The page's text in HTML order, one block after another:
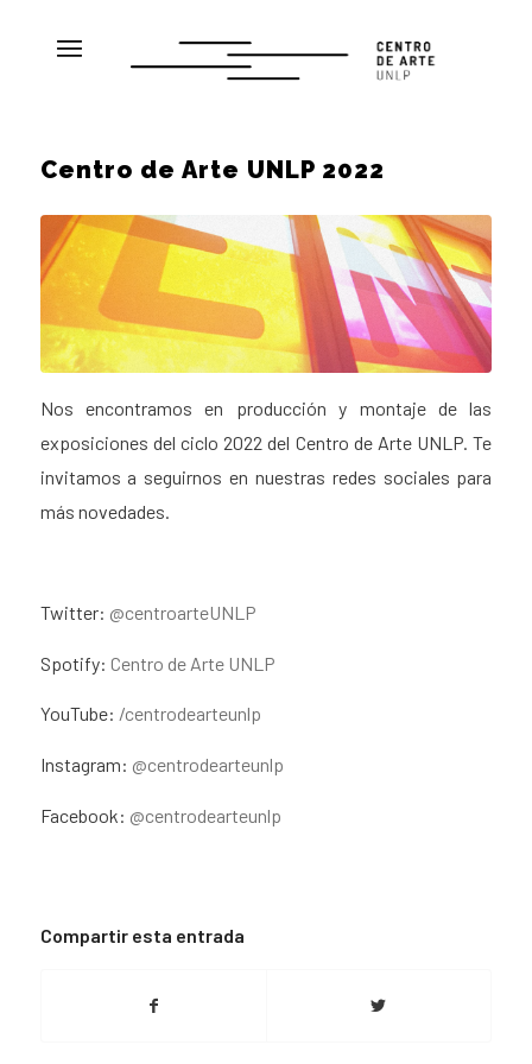
Centro de Arte UNLP 2022
Nos encontramos en producción y montaje de las
exposiciones del ciclo 2022 del Centro de Arte UNLP. Te
invitamos a seguirnos en nuestras redes sociales para
más novedades.
Twitter: @centroarteUNLP
Spotify: Centro de Arte UNLP
YouTube: /centrodearteunlp
Instagram: @centrodearteunlp⁣
Facebook: @centrodearteunlp⁣
Compartir esta entrada